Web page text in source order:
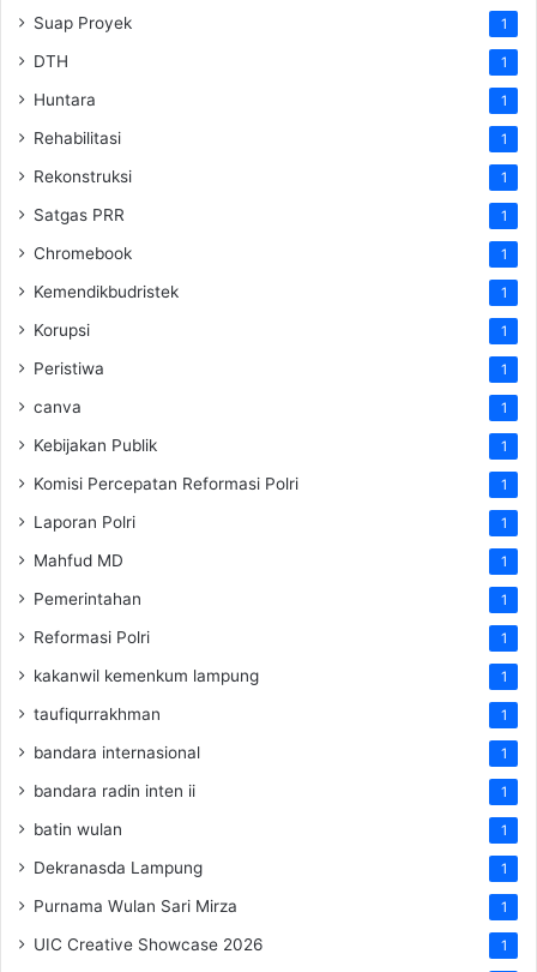
Suap Proyek 1
DTH 1
Huntara 1
Rehabilitasi 1
Rekonstruksi 1
Satgas PRR 1
Chromebook 1
Kemendikbudristek 1
Korupsi 1
Peristiwa 1
canva 1
Kebijakan Publik 1
Komisi Percepatan Reformasi Polri 1
Laporan Polri 1
Mahfud MD 1
Pemerintahan 1
Reformasi Polri 1
kakanwil kemenkum lampung 1
taufiqurrakhman 1
bandara internasional 1
bandara radin inten ii 1
batin wulan 1
Dekranasda Lampung 1
Purnama Wulan Sari Mirza 1
UIC Creative Showcase 2026 1